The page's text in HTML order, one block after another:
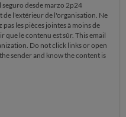
seguro desde marzo 2p24
de l'extérieur de l'organisation. Ne
les pièces jointes à moins de
que le contenu est sûr. This email
Do not click links or open
sender and know the content is